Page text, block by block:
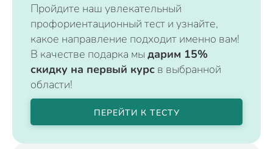
Пройдите наш увлекательный
профориентационный тест и узнайте,
какое направление подходит именно вам!
В качестве подарка мы дарим 15%
скидку на первый курс в выбранной
области!
ПЕРЕЙТИ К ТЕСТУ